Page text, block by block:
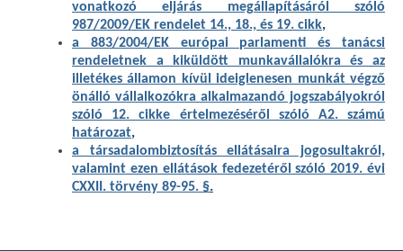
vonatkozó eljárás megállapításáról szóló
987/2009/EK rendelet 14., 18., és 19. cikk,
a 883/2004/EK európai parlamenti és tanácsi
rendeletnek a kiküldött munkavállalókra és az
illetékes államon kívül ideiglenesen munkát végző
önálló vállalkozókra alkalmazandó jogszabályokról
szóló 12. cikke értelmezéséről szóló A2. számú
határozat,
a társadalombiztosítás ellátásaira jogosultakról,
valamint ezen ellátások fedezetéről szóló 2019. évi
CXXII. törvény 89-95. §.